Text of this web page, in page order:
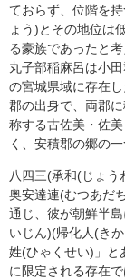
ておらず、位階を
ょう)とその地位は
る豪族であったと
丸子部稲麻呂は小
の宮城県域に存在
郡の出身で、両郡
称する古佐美・佐
く、安積郡の郷の
八四三(承和(じょ
奥安達連(むつあだ
通じ、彼が朝鮮半
いじん)(帰化人(き
姓(ひゃくせい)」と
に限定される存在